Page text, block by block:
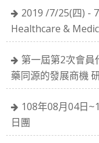
2019 /7/25(四) -
Healthcare &
第一屆第2次會員
藥同源的發展商機
108年08月04日
日團